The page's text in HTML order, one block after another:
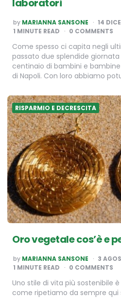
laboratori
POSTED
BY
by MARIANNA SANSONE
14
1 MINUTE READ 0 COMMENTS
Come spesso ci capita negli
passato due splendide
centinaio di bambini e
di Napoli. Con loro abbiamo
RISPARMIO E DECRESCITA
Oro vegetale cos’è e
POSTED
BY
by MARIANNA SANSONE
3
1 MINUTE READ 0 COMMENTS
Uno stile di vita più sostenibile
come ripetiamo da sempre qui